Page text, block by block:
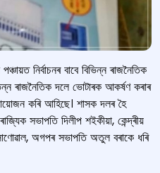
নিৰ্বাচনৰ বাবে বিভিন্ন ৰাজনৈতিক
ৰাজনৈতিক দলে ভোটাৰক আকৰ্ষণ কৰাৰ
আয়োজন কৰি আহিছে। শাসক দলৰ হৈ
সভাপতি দিলীপ শ‍ইকীয়া, কেন্দ্ৰীয়
সোণোৱাল, অগপৰ সভাপতি অতুল বৰাকে ধৰি